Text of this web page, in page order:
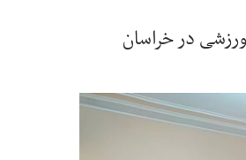
در خراسان